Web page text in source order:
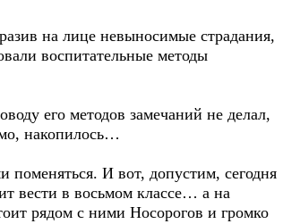
на лице невыносимые страдания,
воспитательные методы
его методов замечаний не делал,
накопилось…
И вот, допустим, сегодня
вести в восьмом классе… а на
рядом с ними Носорогов и громко